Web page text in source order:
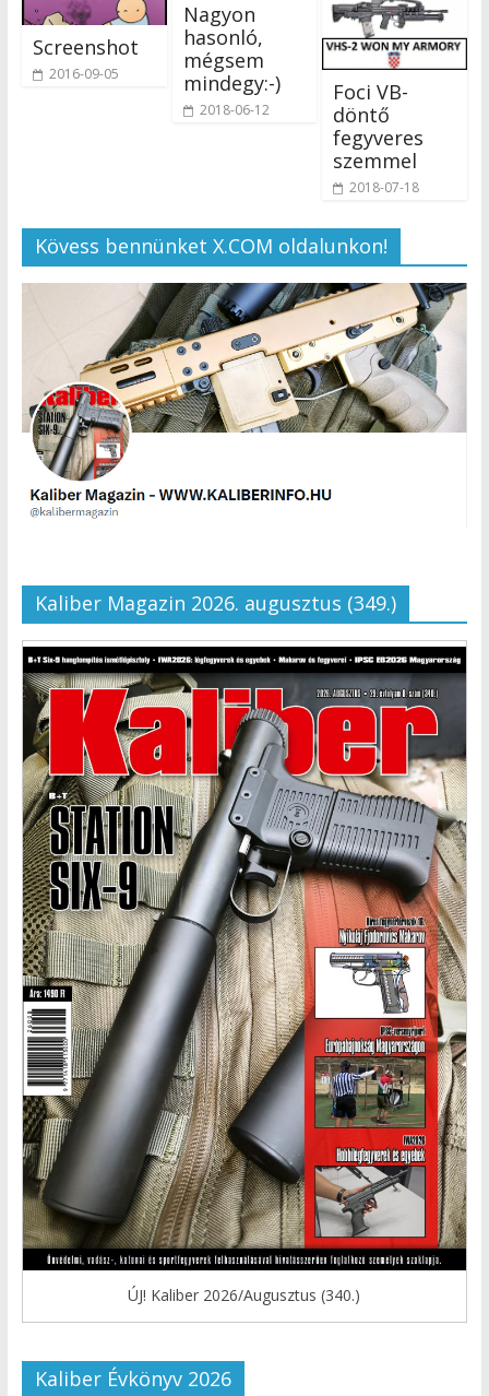
Screenshot
2016-09-05
Nagyon
hasonló,
mégsem
mindegy:-)
2018-06-12
Foci VB-
döntő
fegyveres
szemmel
2018-07-18
Kövess bennünket X.COM oldalunkon!
Kaliber Magazin 2026. augusztus (349.)
ÚJ! Kaliber 2026/Augusztus (340.)
Kaliber Évkönyv 2026